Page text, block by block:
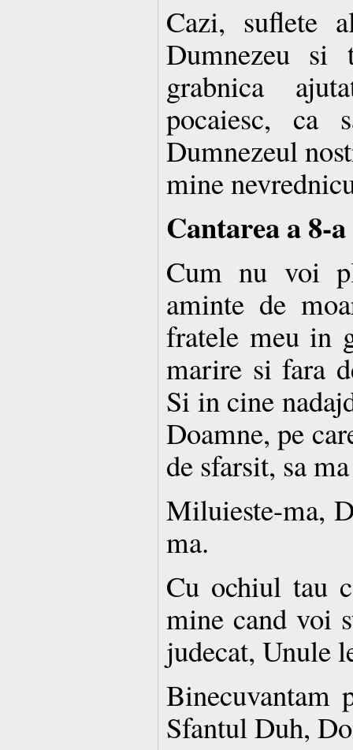
Cazi, suflete
Dumnezeu si
grabnica
pocaiesc, ca
Dumnezeul
mine
Cantarea a 8-a
Cum nu voi
aminte de
fratele meu in
marire si fara
Si in cine
Doamne, pe
de sfarsit, sa
Miluieste-ma,
ma.
Cu ochiul tau
mine cand voi
judecat, Unule
Binecuvantam
Sfantul Duh,